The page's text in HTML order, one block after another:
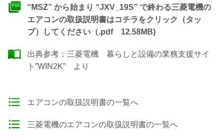
“MSZ” から始まり “JXV_19S” で終わる三菱電機の
エアコンの取扱説明書はコチラをクリック（タッ
プ）してください（.pdf 12.58MB)
出典参考： 三菱電機 暮らしと設備の業務支援サイ
ト”WIN2K” より
エアコンの取扱説明書の一覧へ
三菱電機のエアコンの取扱説明書の一覧へ